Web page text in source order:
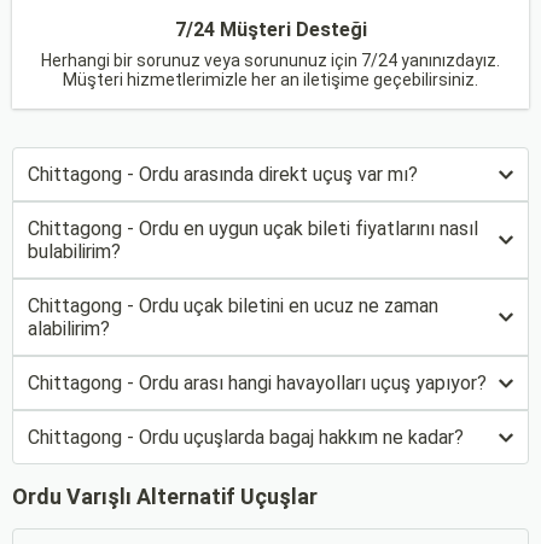
7/24 Müşteri Desteği
Herhangi bir sorunuz veya sorununuz için 7/24 yanınızdayız.
Müşteri hizmetlerimizle her an iletişime geçebilirsiniz.
Chittagong - Ordu arasında direkt uçuş var mı?
Chittagong - Ordu en uygun uçak bileti fiyatlarını nasıl
bulabilirim?
Chittagong - Ordu uçak biletini en ucuz ne zaman
alabilirim?
Chittagong - Ordu arası hangi havayolları uçuş yapıyor?
Chittagong - Ordu uçuşlarda bagaj hakkım ne kadar?
Ordu Varışlı Alternatif Uçuşlar